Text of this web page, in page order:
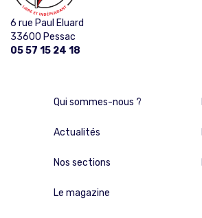
6 rue Paul Eluard
33600 Pessac
05 57 15 24 18
Qui sommes-nous ?
Actualités
Nos sections
Le magazine